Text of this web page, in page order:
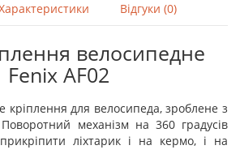
Відгуки (0)
велосипедне
Fenix AF02
кріплення для велосипеда, зроблене з
Поворотний механізм на 360 градусів
ліхтарик і на кермо, і на